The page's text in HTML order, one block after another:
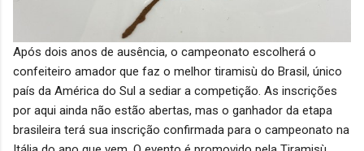
Após dois anos de ausência, o campeonato escolherá o
confeiteiro amador que faz o melhor tiramisù do Brasil, único
país da América do Sul a sediar a competição. As inscrições
por aqui ainda não estão abertas, mas o ganhador da etapa
brasileira terá sua inscrição confirmada para o campeonato na